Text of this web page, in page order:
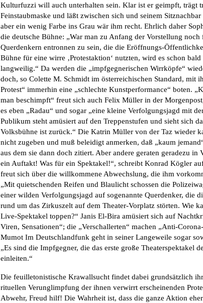
Kulturfuzzi will auch unterhalten sein. Klar ist er geimpft, trägt
Feinstaubmaske und läßt zwischen sich und seinem
aber ein wenig Farbe ins Grau wär ihm recht. Ehrlich daher
die deutsche Bühne: „War man zu Anfang der Vorstellung noch
Querdenkern entronnen zu sein, die die Eröffnungs-
Bühne für eine wirre ‚Protestaktion‘ nutzten, wird es schon bald
langweilig.“ Da werden die „impfgegnerischen Wirrköpfe“
doch, so Colette M. Schmidt im österreichischen Standard, mit
Protest“ immerhin eine „schlechte Kunstperformance“ boten.
man beschimpft“ freut sich auch Felix Müller in der
es eben „Radau“ und sogar „eine kleine Verfolgungsjagd mit
Publikum steht amüsiert auf den Treppenstufen und sieht sich
Volksbühne ist zurück.“ Die Katrin Müller von der Taz wieder
nicht zugeben und muß beleidigt anmerken, daß „kaum
aus dem sie dann doch zitiert. Aber andere geraten geradezu in
ein Auftakt! Was für ein Spektakel!“, schreibt Konrad Kögler
freut sich über die willkommene Abwechslung, die ihm
„Mit quietschenden Reifen und Blaulicht schossen die
einer wilden Verfolgungsjagd auf sogenannte Querdenker, die
rund um das Zirkuszelt auf dem Theater-Vorplatz störten. Wie
Live-Spektakel toppen?“ Janis El-Bira amüsiert sich auf
Viren, Sensationen“; die „Verschallerten“ machen „Anti-
Mumot Im Deutschlandfunk geht in seiner Langeweile sogar
„Es sind die Impfgegner, die das erste große Theaterspektakel
einleiten.“
Die feuilletonistische Krawallsucht findet dabei grundsätzlich
rituellen Verunglimpfung der ihnen verwirrt erscheinenden
Abwehr, Freud hilf! Die Wahrheit ist, dass die ganze Aktion